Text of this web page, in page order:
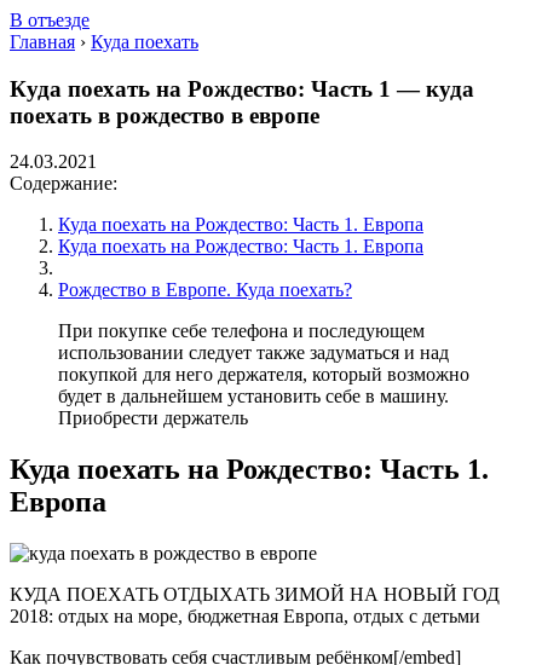
В отъезде
Главная › Куда поехать
Куда поехать на Рождество: Часть 1 — куда
поехать в рождество в европе
24.03.2021
Содержание:
Куда поехать на Рождество: Часть 1. Европа
Куда поехать на Рождество: Часть 1. Европа
Рождество в Европе. Куда поехать?
При покупке себе телефона и последующем
использовании следует также задуматься и над
покупкой для него держателя, который возможно
будет в дальнейшем установить себе в машину.
Приобрести держатель
Куда поехать на Рождество: Часть 1.
Европа
КУДА ПОЕХАТЬ ОТДЫХАТЬ ЗИМОЙ НА НОВЫЙ ГОД
2018: отдых на море, бюджетная Европа, отдых с детьми
Как почувствовать себя счастливым ребёнком[/embed]